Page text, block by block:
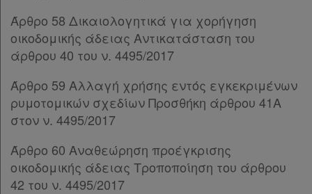
Άρθρο 101
Άρθρο 102
Άρθρο 103
Παρ.1
Παρ.2
Παρ.3
Άρθρο 105
Άρθρο 106
Άρθρο 107
Άρθρο 58 Δικαιολογητικά για χορήγηση
οικοδομικής άδειας Αντικατάσταση του
άρθρου 40 του ν. 4495/2017
Άρθρο 59 Αλλαγή χρήσης εντός εγκεκριμένων
ρυμοτομικών σχεδίων Προσθήκη άρθρου 41Α
στον ν. 4495/2017
Άρθρο 60 Αναθεώρηση προέγκρισης
οικοδομικής άδειας Τροποποίηση του άρθρου
42 του ν. 4495/2017